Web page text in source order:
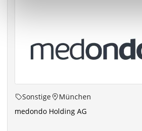
Sonstige
München
medondo Holding AG